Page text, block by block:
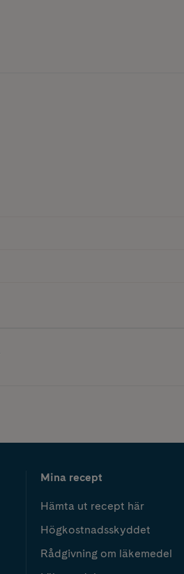
Mina recept
Hämta ut recept här
Högkostnadsskyddet
Rådgivning om läkemedel